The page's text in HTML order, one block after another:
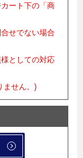
ート下の「商
せでない場合
としての対応
ません。)